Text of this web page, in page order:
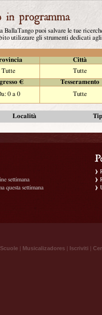
BallaTango puoi salvare le tue
utilizzare gli strumenti dedicati
Città
Tutte Tutte
€
Tesseramento
0 a 0 Tutte
Località
settimana
questa settimana
Scuole | Musicalizadores | Iscriviti |